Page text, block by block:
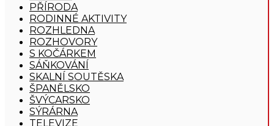
PŘÍRODA
RODINNÉ AKTIVITY
ROZHLEDNA
ROZHOVORY
S KOČÁRKEM
SÁŇKOVÁNÍ
SKALNÍ SOUTĚSKA
ŠPANĚLSKO
ŠVÝCARSKO
SÝRÁRNA
TELEVIZE